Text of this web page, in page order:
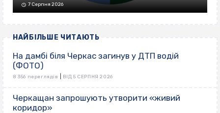
7 Серпня 2026
НАЙБІЛЬШЕ ЧИТАЮТЬ
На дамбі біля Черкас загинув у ДТП водій
(ФОТО)
8 356 переглядів ВІД 5 СЕРПНЯ 2026
Черкащан запрошують утворити «живий
коридор»